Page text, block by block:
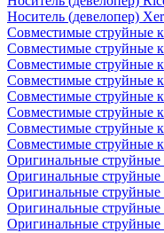
Носитель (девелопер)
Совместимые струйные
Совместимые струйные
Совместимые струйные
Совместимые струйные
Совместимые струйные
Совместимые струйные
Совместимые струйные
Совместимые струйные
Оригинальные струйные
Оригинальные струйные
Оригинальные струйные
Оригинальные струйные
Оригинальные